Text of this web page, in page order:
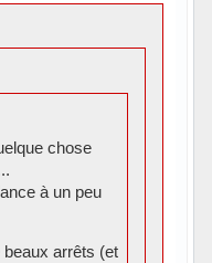
chose
à un peu
arrêts (et